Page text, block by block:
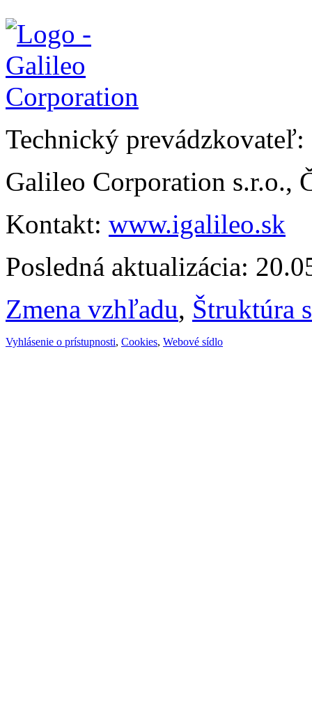
Technický prevádzkovateľ:
Galileo Corporation s.r.o.,
Kontakt: www.igalileo.sk
Posledná aktualizácia:
Zmena vzhľadu, Štruktúra
Vyhlásenie o prístupnosti, Cookies, Webové sídlo